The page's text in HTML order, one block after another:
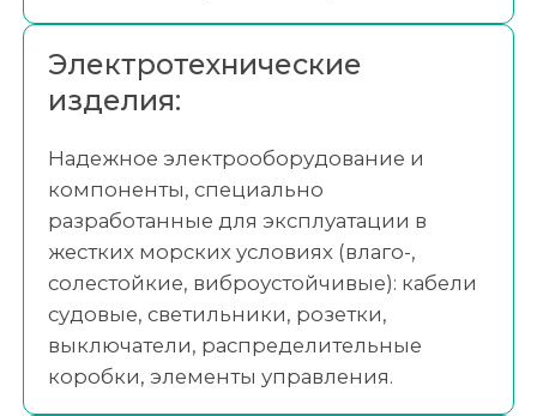
Электротехнические
изделия:
Надежное электрооборудование и
компоненты, специально
разработанные для эксплуатации в
жестких морских условиях (влаго-,
солестойкие, виброустойчивые): кабели
судовые, светильники, розетки,
выключатели, распределительные
коробки, элементы управления.